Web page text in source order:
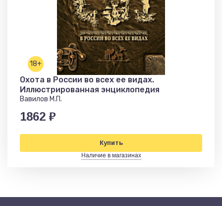
18+
Охота в России во всех ее видах.
Иллюстрированная энциклопедия
Вавилов М.П.
1862 ₽
Купить
Наличие в магазинах